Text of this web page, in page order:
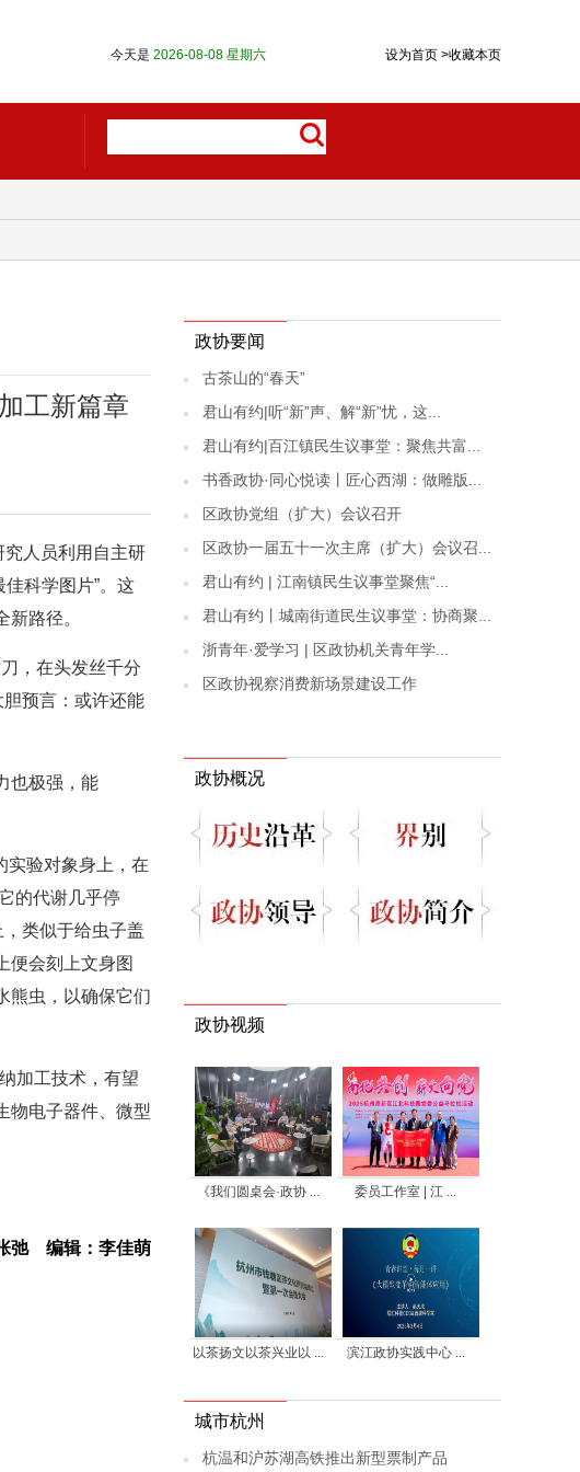
设为首页 >收藏本页
今天是 2026-08-08 星期六
工新篇章
人员利用自主研
科学图片”。这
路径。
，在头发丝千分
预言：或许还能
也极强，能
实验对象身上，在
的代谢几乎停
类似于给虫子盖
便会刻上文身图
熊虫，以确保它们
加工技术，有望
物电子器件、微型
弛 编辑：李佳萌
政协要闻
古茶山的“春天”
君山有约|听“新”声、解“新”忧，这...
君山有约|百江镇民生议事堂：聚焦共富...
书香政协·同心悦读丨匠心西湖：做雕版...
区政协党组（扩大）会议召开
区政协一届五十一次主席（扩大）会议召...
君山有约 | 江南镇民生议事堂聚焦“...
君山有约丨城南街道民生议事堂：协商聚...
浙青年·爱学习 | 区政协机关青年学...
区政协视察消费新场景建设工作
政协概况
政协视频
《我们圆桌会·政协 ... 委员工作室 | 江 ...
以茶扬文以茶兴业以 ... 滨江政协实践中心 ...
城市杭州
杭温和沪苏湖高铁推出新型票制产品